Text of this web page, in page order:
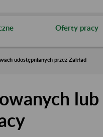
Oferty pracy
udostępnianych przez Zakład
lub